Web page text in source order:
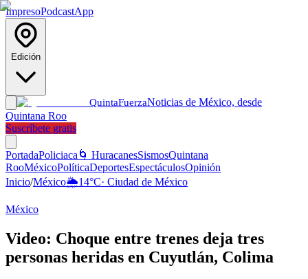
ImpresoPodcastApp
Edición
QuintaFuerzaNoticias de México, desde
Quintana Roo
Suscríbete gratis
PortadaPoliciaca 🌀 HuracanesSismosQuintana
RooMéxicoPolíticaDeportesEspectáculosOpinión
Inicio/México🌦️14°C· Ciudad de México
México
Video: Choque entre trenes deja tres
personas heridas en Cuyutlán, Colima